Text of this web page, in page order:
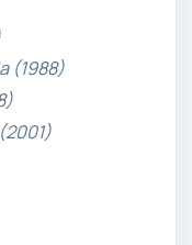
(1988)